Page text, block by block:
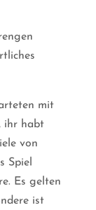
mit
ihr habt
von
Spiel
Es gelten
ist